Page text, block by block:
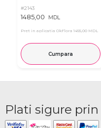
#2143
1485,00 MDL
Pret in aplicatia OkFlora 1455,00 MDL
Cumpara
Plati sigure prin